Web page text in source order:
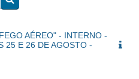
Buscar cursos
AÉREO" - INTERNO -
25 E 26 DE AGOSTO -